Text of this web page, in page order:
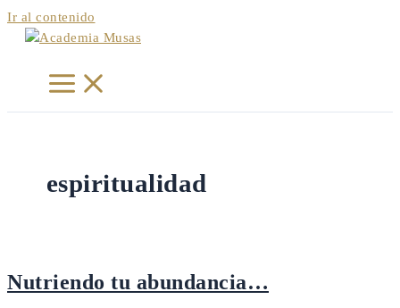
Ir al contenido
espiritualidad
Nutriendo tu abundancia…